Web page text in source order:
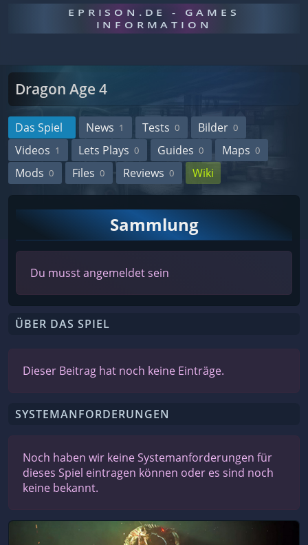
EPRISON.DE - GAMES
INFORMATION
Dragon Age 4
Das Spiel News 1 Tests 0 Bilder 0
Videos 1 Lets Plays 0 Guides 0 Maps 0
Mods 0 Files 0 Reviews 0 Wiki
Sammlung
Du musst angemeldet sein
ÜBER DAS SPIEL
Dieser Beitrag hat noch keine Einträge.
SYSTEMANFORDERUNGEN
Noch haben wir keine Systemanforderungen für
dieses Spiel eintragen können oder es sind noch
keine bekannt.